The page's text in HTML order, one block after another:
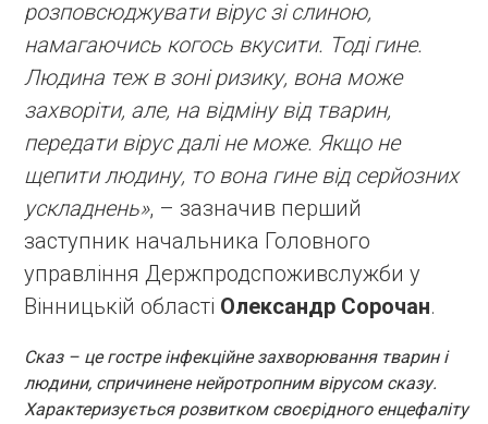
розповсюджувати вірус зі слиною,
намагаючись когось вкусити. Тоді гине.
Людина теж в зоні ризику, вона може
захворіти, але, на відміну від тварин,
передати вірус далі не може. Якщо не
щепити людину, то вона гине від серйозних
ускладнень», – зазначив перший
заступник начальника Головного
управління Держпродспоживслужби у
Вінницькій області Олександр Сорочан.
Сказ – це гостре інфекційне захворювання тварин і
людини, спричинене нейротропним вірусом сказу.
Характеризується розвитком своєрідного енцефаліту